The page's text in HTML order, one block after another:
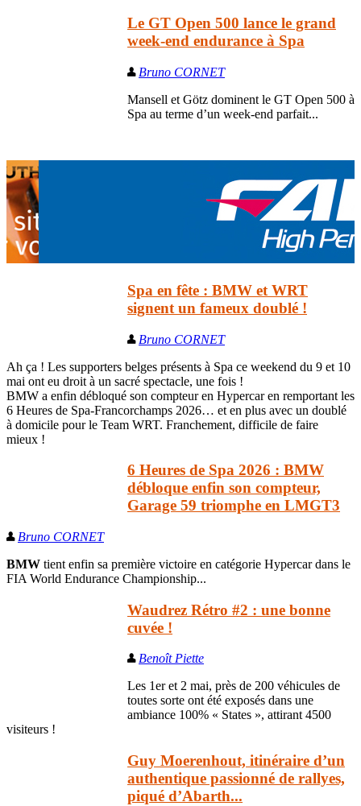
Le GT Open 500 lance le grand
week-end endurance à Spa
Bruno CORNET
Mansell et Götz dominent le GT Open 500 à
Spa au terme d’un week-end parfait...
Spa en fête : BMW et WRT
signent un fameux doublé !
Bruno CORNET
Ah ça ! Les supporters belges présents à Spa ce weekend du 9 et 10
mai ont eu droit à un sacré spectacle, une fois !
BMW a enfin débloqué son compteur en Hypercar en remportant les
6 Heures de Spa-Francorchamps 2026… et en plus avec un doublé
à domicile pour le Team WRT. Franchement, difficile de faire
mieux !
6 Heures de Spa 2026 : BMW
débloque enfin son compteur,
Garage 59 triomphe en LMGT3
Bruno CORNET
BMW tient enfin sa première victoire en catégorie Hypercar dans le
FIA World Endurance Championship...
Waudrez Rétro #2 : une bonne
cuvée !
Benoît Piette
Les 1er et 2 mai, près de 200 véhicules de
toutes sorte ont été exposés dans une
ambiance 100% « States », attirant 4500
visiteurs !
Guy Moerenhout, itinéraire d’un
authentique passionné de rallyes,
piqué d’Abarth...